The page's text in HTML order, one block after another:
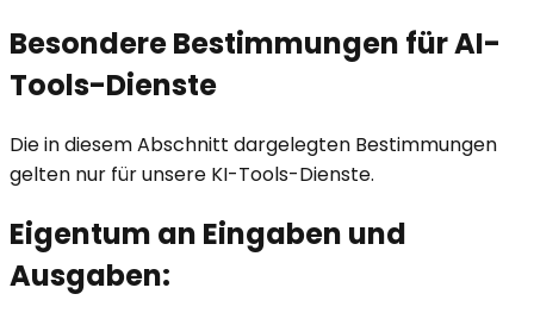
Besondere Bestimmungen für AI-
Tools-Dienste
Die in diesem Abschnitt dargelegten Bestimmungen
gelten nur für unsere KI-Tools-Dienste.
Eigentum an Eingaben und
Ausgaben: